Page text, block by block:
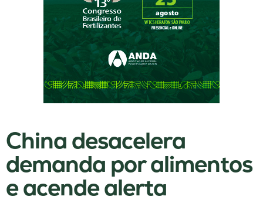
China desacelera
demanda por alimentos
e acende alerta